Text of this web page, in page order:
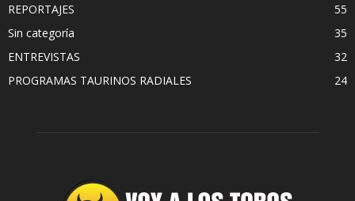
REPORTAJES
55
Sin categoría
35
ENTREVISTAS
32
PROGRAMAS TAURINOS RADIALES
24